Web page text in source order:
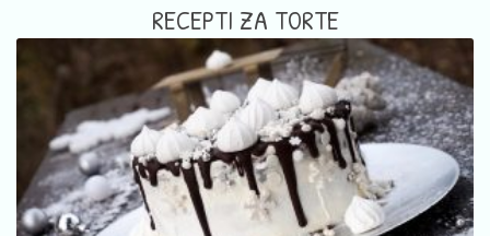
RECEPTI ZA TORTE